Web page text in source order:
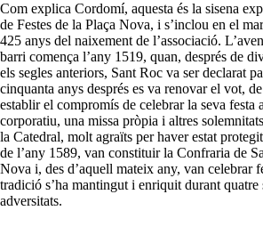
Com explica Cordomí, aquesta és la sisena
de Festes de la Plaça Nova, i s’inclou en el
425 anys del naixement de l’associació.
barri comença l’any 1519, quan, després de
els segles anteriors, Sant Roc va ser declarat
cinquanta anys després es va renovar el vot,
establir el compromís de celebrar la seva festa
corporatiu, una missa pròpia i altres
la Catedral, molt agraïts per haver estat
de l’any 1589, van constituir la Confraria de
Nova i, des d’aquell mateix any, van celebrar
tradició s’ha mantingut i enriquit durant quatre
adversitats.